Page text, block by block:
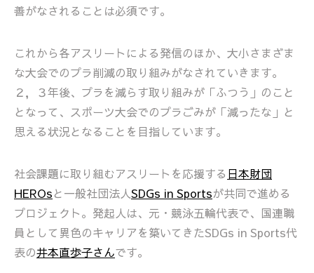
善がなされることは必須です。
これから各アスリートによる発信のほか、大小さまざま
な大会でのプラ削減の取り組みがなされていきます。
２，３年後、プラを減らす取り組みが「ふつう」のこと
となって、スポーツ大会でのプラごみが「減ったな」と
思える状況となることを目指しています。
社会課題に取り組むアスリートを応援する 日本財団
HEROsと一般社団法人SDGs in Sportsが共同で進める
プロジェクト。発起人は、元・競泳五輪代表で、国連職
員として異色のキャリアを築いてきたSDGs in Sports代
表の井本直歩子さんです。